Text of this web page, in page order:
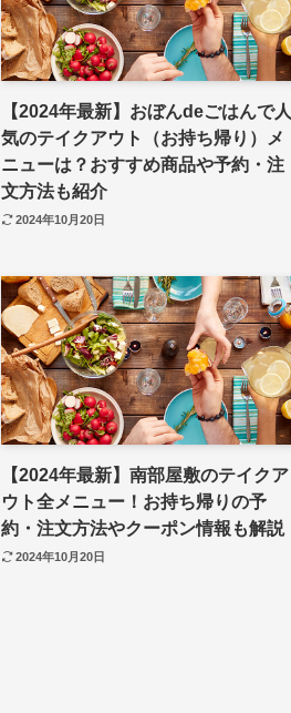
【2024年最新】おぼんdeごはんで人
気のテイクアウト（お持ち帰り）メ
ニューは？おすすめ商品や予約・注
文方法も紹介
2024年10月20日
【2024年最新】南部屋敷のテイクア
ウト全メニュー！お持ち帰りの予
約・注文方法やクーポン情報も解説
2024年10月20日